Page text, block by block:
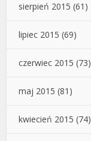
sierpień 2015 (61)
lipiec 2015 (69)
czerwiec 2015 (73)
maj 2015 (81)
kwiecień 2015 (74)